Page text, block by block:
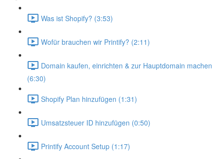
Was ist Shopify? (3:53)
Wofür brauchen wir Printify? (2:11)
Domain kaufen, einrichten & zur Hauptdomain machen
(6:30)
Shopify Plan hinzufügen (1:31)
Umsatzsteuer ID hinzufügen (0:50)
Printify Account Setup (1:17)